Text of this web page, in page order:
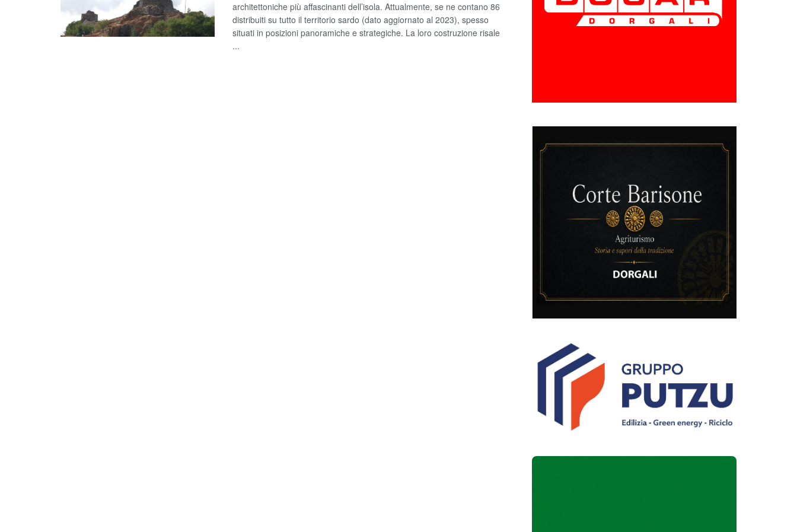
architettoniche più affascinanti dell’isola. Attualmente, se ne contano 86
distribuiti su tutto il territorio sardo (dato aggiornato al 2023), spesso
situati in posizioni panoramiche e strategiche. La loro costruzione risale
...